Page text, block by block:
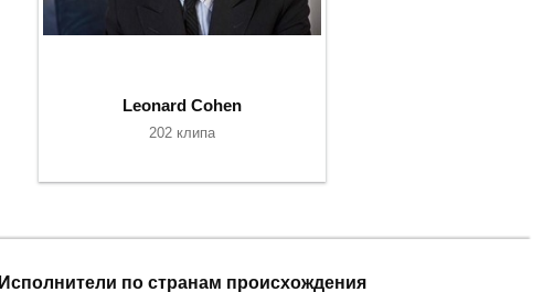
Leonard Cohen
202 клипа
Исполнители по странам происхождения